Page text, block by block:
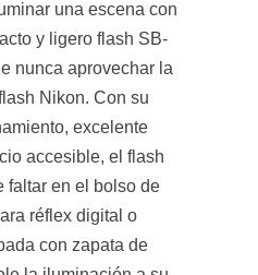
una escena con
y ligero flash SB-
nunca aprovechar la
Nikon. Con su
excelente
accesible, el flash
faltar en el bolso de
réflex digital o
con zapata de